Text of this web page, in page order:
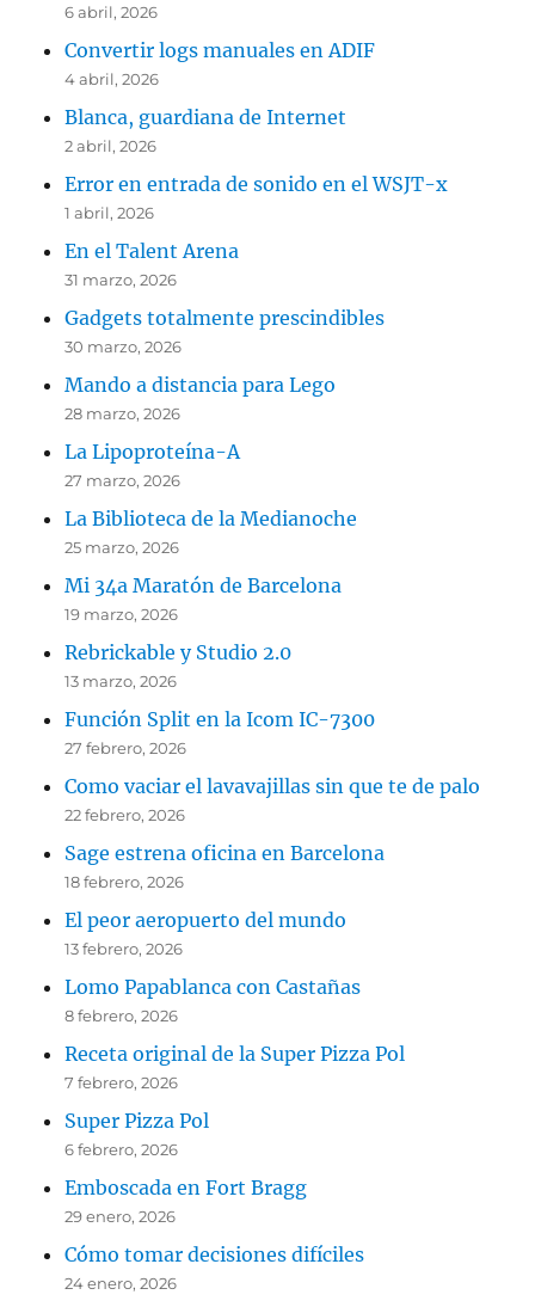
6 abril, 2026
Convertir logs manuales en ADIF
4 abril, 2026
Blanca, guardiana de Internet
2 abril, 2026
Error en entrada de sonido en el WSJT-x
1 abril, 2026
En el Talent Arena
31 marzo, 2026
Gadgets totalmente prescindibles
30 marzo, 2026
Mando a distancia para Lego
28 marzo, 2026
La Lipoproteína-A
27 marzo, 2026
La Biblioteca de la Medianoche
25 marzo, 2026
Mi 34a Maratón de Barcelona
19 marzo, 2026
Rebrickable y Studio 2.0
13 marzo, 2026
Función Split en la Icom IC-7300
27 febrero, 2026
Como vaciar el lavavajillas sin que te de palo
22 febrero, 2026
Sage estrena oficina en Barcelona
18 febrero, 2026
El peor aeropuerto del mundo
13 febrero, 2026
Lomo Papablanca con Castañas
8 febrero, 2026
Receta original de la Super Pizza Pol
7 febrero, 2026
Super Pizza Pol
6 febrero, 2026
Emboscada en Fort Bragg
29 enero, 2026
Cómo tomar decisiones difíciles
24 enero, 2026